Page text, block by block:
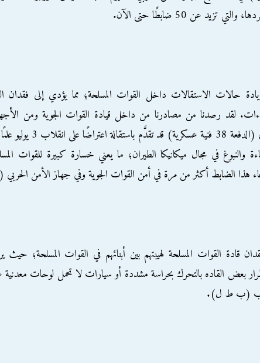
والتي تزيد عن 50 ضابطًا حتى الآن.
حالات الاستقالات داخل القوات المسلحة؛ مما يؤدي إلى فقدان
لقد رصدنا من مصادرنا من داخل قيادة القوات الجوية ومن
فاروق (الدفعة 38 فنية
والنبوغ في مجال ميكانيكا الطيران؛ ما يعني خسارة كبيرة للقوات
هذا الضابط أكثر من مرة في أمن القوات الجوية وفي جهاز الأمن الحربي
قادة القوات المسلحة لهيبتهم بين أبنائهم في القوات المسلحة؛
بعض القاده بالتحرك بحراسة مشددة أو سيارات لا تحمل لوحات معدنية
ب (ب ط ل).